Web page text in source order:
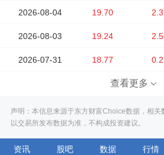
2026-08-04 19.70
2026-08-03 19.24
2026-07-31 18.77
查看更多
声明：本信息来源于东方财富Choice数据，相关
以交易所发布数据为准，不构成投资建议。
资讯 股吧 数据 行情